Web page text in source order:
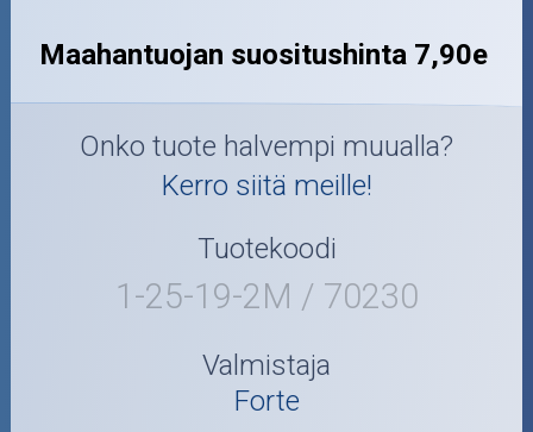
Maahantuojan suositushinta 7,90e
Onko tuote halvempi muualla?
Kerro siitä meille!
Tuotekoodi
1-25-19-2M / 70230
Valmistaja
Forte